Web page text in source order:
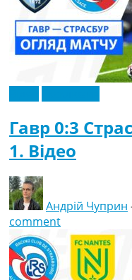
Гавр 0:3
1. Відео
Андрій Чуприн
comment